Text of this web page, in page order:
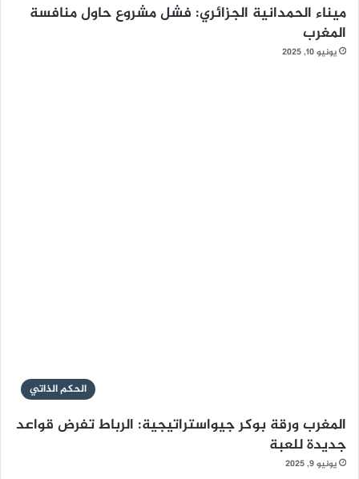
ميناء الحمدانية الجزائري: فشل مشروع حاول منافسة
المغرب
يونيو 10, 2025
الحكم الذاتي
المغرب ورقة بوكر جيواستراتيجية: الرباط تفرض قواعد
جديدة للعبة
يونيو 9, 2025